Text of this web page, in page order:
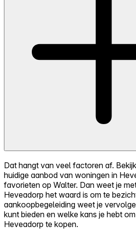
Dat hangt van veel factoren af.
huidige aanbod van woningen in
favorieten op Walter. Dan weet je
Heveadorp het waard is om te
aankoopbegeleiding weet je
kunt bieden en welke kans je hebt
Heveadorp te kopen.